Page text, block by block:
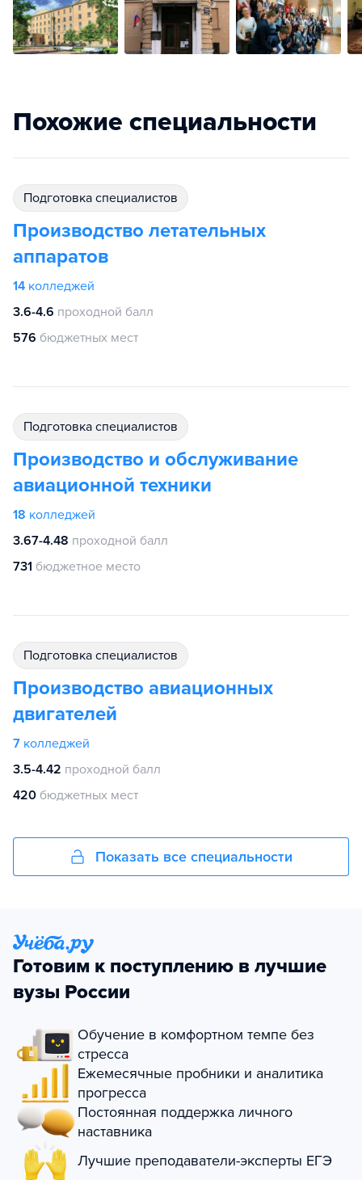
Похожие специальности
подготовка специалистов
Производство летательных
аппаратов
14 колледжей
3.6-4.6 проходной балл
576 бюджетных мест
подготовка специалистов
Производство и обслуживание
авиационной техники
18 колледжей
3.67-4.48 проходной балл
731 бюджетное место
подготовка специалистов
Производство авиационных
двигателей
7 колледжей
3.5-4.42 проходной балл
420 бюджетных мест
Показать все специальности
Готовим к поступлению в лучшие
вузы России
Обучение в комфортном темпе без
стресса
Ежемесячные пробники и аналитика
прогресса
Постоянная поддержка личного
наставника
Лучшие преподаватели-эксперты ЕГЭ